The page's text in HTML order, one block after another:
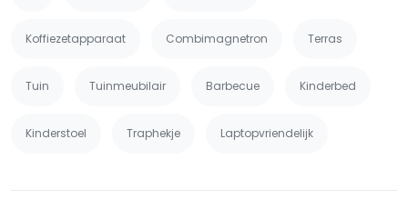
Koffiezetapparaat Combimagnetron Terras
Tuin Tuinmeubilair Barbecue Kinderbed
Kinderstoel Traphekje Laptopvriendelijk